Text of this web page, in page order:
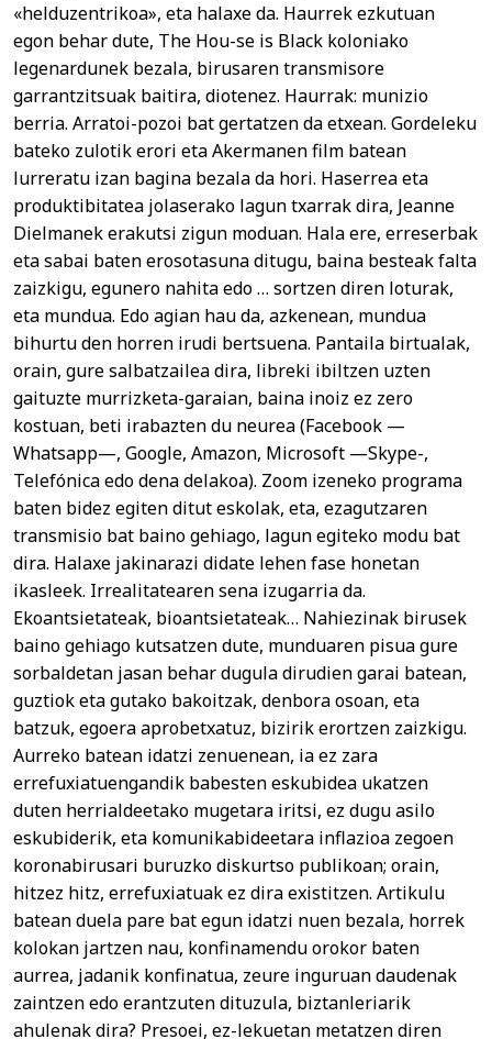
«helduzentrikoa», eta halaxe da. Haurrek ezkutuan
egon behar dute, The Hou-se is Black koloniako
legenardunek bezala, birusaren transmisore
garrantzitsuak baitira, diotenez. Haurrak: munizio
berria. Arratoi-pozoi bat gertatzen da etxean. Gordeleku
bateko zulotik erori eta Akermanen film batean
lurreratu izan bagina bezala da hori. Haserrea eta
produktibitatea jolaserako lagun txarrak dira, Jeanne
Dielmanek erakutsi zigun moduan. Hala ere, erreserbak
eta sabai baten erosotasuna ditugu, baina besteak falta
zaizkigu, egunero nahita edo … sortzen diren loturak,
eta mundua. Edo agian hau da, azkenean, mundua
bihurtu den horren irudi bertsuena. Pantaila birtualak,
orain, gure salbatzailea dira, libreki ibiltzen uzten
gaituzte murrizketa-garaian, baina inoiz ez zero
kostuan, beti irabazten du neurea (Facebook —
Whatsapp—, Google, Amazon, Microsoft —Skype-,
Telefónica edo dena delakoa). Zoom izeneko programa
baten bidez egiten ditut eskolak, eta, ezagutzaren
transmisio bat baino gehiago, lagun egiteko modu bat
dira. Halaxe jakinarazi didate lehen fase honetan
ikasleek. Irrealitatearen sena izugarria da.
Ekoantsietateak, bioantsietateak… Nahiezinak birusek
baino gehiago kutsatzen dute, munduaren pisua gure
sorbaldetan jasan behar dugula dirudien garai batean,
guztiok eta gutako bakoitzak, denbora osoan, eta
batzuk, egoera aprobetxatuz, bizirik erortzen zaizkigu.
Aurreko batean idatzi zenuenean, ia ez zara
errefuxiatuengandik babesten eskubidea ukatzen
duten herrialdeetako mugetara iritsi, ez dugu asilo
eskubiderik, eta komunikabideetara inflazioa zegoen
koronabirusari buruzko diskurtso publikoan; orain,
hitzez hitz, errefuxiatuak ez dira existitzen. Artikulu
batean duela pare bat egun idatzi nuen bezala, horrek
kolokan jartzen nau, konfinamendu orokor baten
aurrea, jadanik konfinatua, zeure inguruan daudenak
zaintzen edo erantzuten dituzula, biztanleriarik
ahulenak dira? Presoei, ez-lekuetan metatzen diren